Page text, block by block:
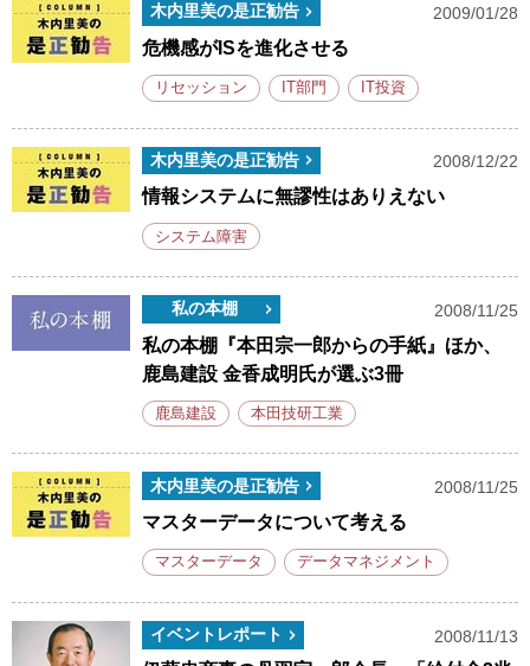
木内里美の是正勧告 2009/01/28
危機感がISを進化させる
リセッション IT部門 IT投資
木内里美の是正勧告 2008/12/22
情報システムに無謬性はありえない
システム障害
私の本棚 2008/11/25
私の本棚『本田宗一郎からの手紙』ほか、
鹿島建設 金香成明氏が選ぶ3冊
鹿島建設 本田技研工業
木内里美の是正勧告 2008/11/25
マスターデータについて考える
マスターデータ データマネジメント
イベントレポート 2008/11/13